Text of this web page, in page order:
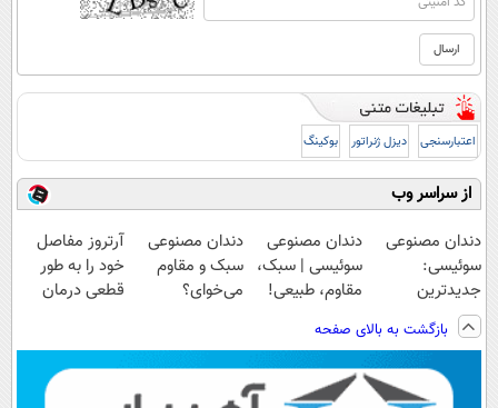
اعتبارسنجی دیزل ژنراتور بوکینگ
از سراسر وب
دندان مصنوعی
سوئیسی:
جدیدترین
فناوری اروپا،
سبک و مقاوم |
پرداخت قسطی
دندان مصنوعی
سوئیسی | سبک،
مقاوم، طبیعی!
رایگان+پرداخت
اقساطی😍
دندان مصنوعی
سبک و مقاوم
می‌خوای؟
📍تهران
آرتروز مفاصل
خود را به طور
قطعی درمان
بازگشت به بالای صفحه